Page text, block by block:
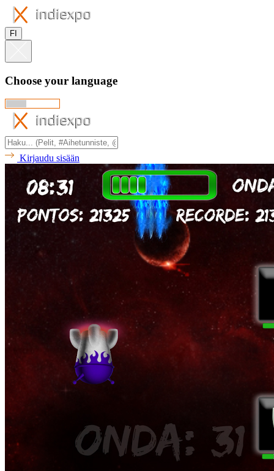
FI
Choose your language
Kirjaudu sisään